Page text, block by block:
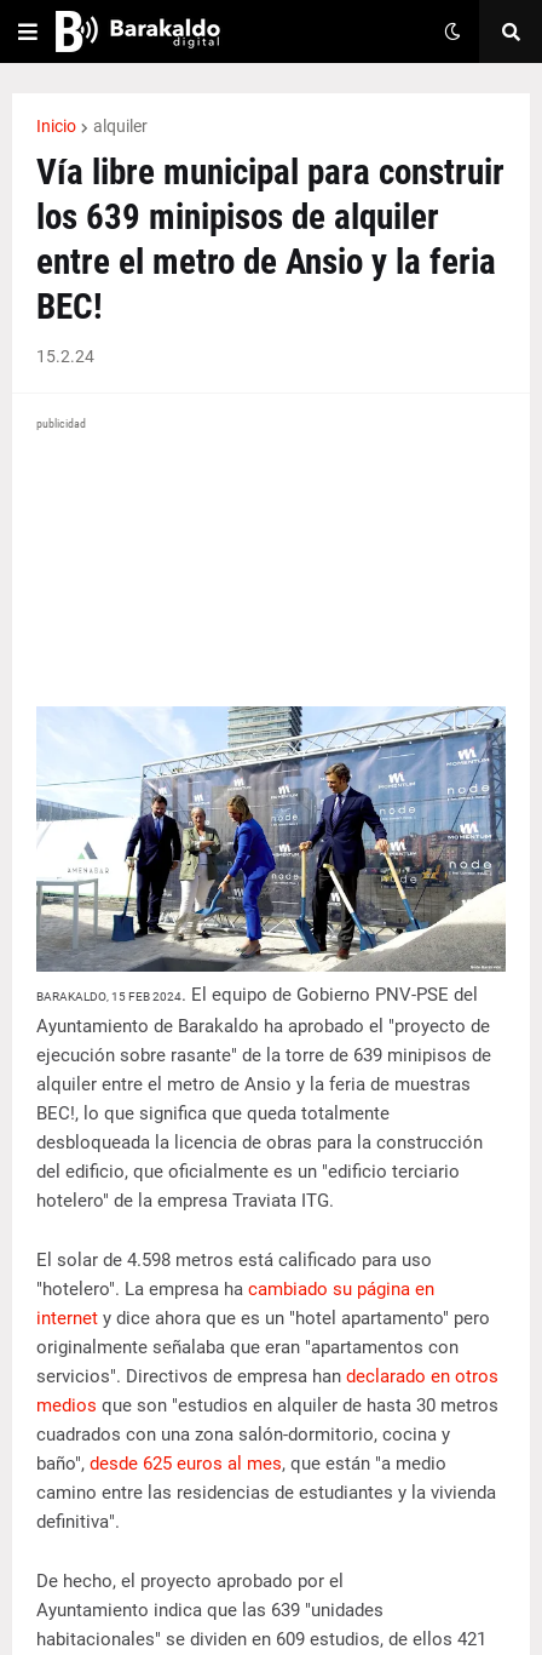
Inicio alquiler
Vía libre municipal para construir
los 639 minipisos de alquiler
entre el metro de Ansio y la feria
BEC!
15.2.24
publicidad
BARAKALDO, 15 FEB 2024. El equipo de Gobierno PNV-PSE del
Ayuntamiento de Barakaldo ha aprobado el "proyecto de
ejecución sobre rasante" de la torre de 639 minipisos de
alquiler entre el metro de Ansio y la feria de muestras
BEC!, lo que significa que queda totalmente
desbloqueada la licencia de obras para la construcción
del edificio, que oficialmente es un "edificio terciario
hotelero" de la empresa Traviata ITG.
El solar de 4.598 metros está calificado para uso
"hotelero". La empresa ha cambiado su página en
internet y dice ahora que es un "hotel apartamento" pero
originalmente señalaba que eran "apartamentos con
servicios". Directivos de empresa han declarado en otros
medios que son "estudios en alquiler de hasta 30 metros
cuadrados con una zona salón-dormitorio, cocina y
baño", desde 625 euros al mes, que están "a medio
camino entre las residencias de estudiantes y la vivienda
definitiva".
De hecho, el proyecto aprobado por el
Ayuntamiento indica que las 639 "unidades
habitacionales" se dividen en 609 estudios, de ellos 421